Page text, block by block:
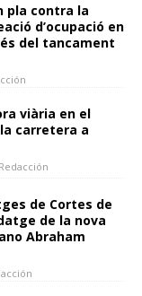
pla contra la
d’ocupació en
del tancament
viària en el
carretera a
Redacción
de Cortes de
de la nova
Abraham